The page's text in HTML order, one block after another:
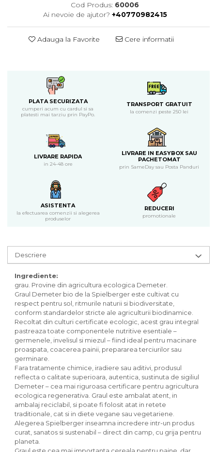
Creme bio din nuci si alune
Gemuri si dulceata bio
Piure bio din fructe
Dulciuri si batoane bio
Bomboane bio
Guma de mestecat bio
Jeleuri bio
Fructe, nuci, alune si seminte
Nuci si alune bio
Seminte bio pentru germinat
Ingrediente patiserie bio
Budinca bio
Ingrediente bio pentru copt
Masline bio si antipasti
Antipasti bio
Masline bio
Pesto bio
Musli si terci
Fulgi din cereale bio
Musli bio
Terci bio
Orez bio si leguminoase
Legume bio
Legume bio in conserva
Orez bio
Paste si fidea
Paste bio din emmer
Paste bio din grau
Paste bio din spelta
Cod Produs: 60006
Ai nevoie de ajutor? +40770982415
Adauga la Favorite Cere informatii
PLATA SECURIZATA
cumperi acum cu cardul si sa
platesti mai tarziu prin PayPo.
TRANSPORT GRATUIT
la comenzi peste 250 lei
LIVRARE RAPIDA
in 24-48 ore
LIVRARE IN EASYBOX SAU
PACHETOMAT
prin SameDay sau Posta Panduri
ASISTENTA
la efectuarea comenzii si alegerea
produselor
REDUCERI
promotionale
Descriere
Ingrediente:
grau. Provine din agricultura ecologica Demeter.
Graul Demeter bio de la Spielberger este cultivat cu
respect pentru sol, ritmurile naturii si biodiversitate,
conform standardelor stricte ale agriculturii biodinamice.
Recoltat din culturi certificate ecologic, acest grau integral
pastreaza toate componentele nutritive esentiale –
germenele, invelisul si miezul – fiind ideal pentru macinare
proaspata, coacerea painii, prepararea terciurilor sau
germinare.
Fara tratamente chimice, iradiere sau aditivi, produsul
reflecta o calitate superioara, autentica, sustinuta de sigiliul
Demeter – cea mai riguroasa certificare pentru agricultura
ecologica regenerativa. Graul este ambalat atent, in
ambalaj reciclabil, si poate fi folosit atat in retete
traditionale, cat si in diete vegane sau vegetariene.
Alegerea Spielberger inseamna incredere intr-un produs
curat, sanatos si sustenabil – direct din camp, cu grija pentru
planeta.